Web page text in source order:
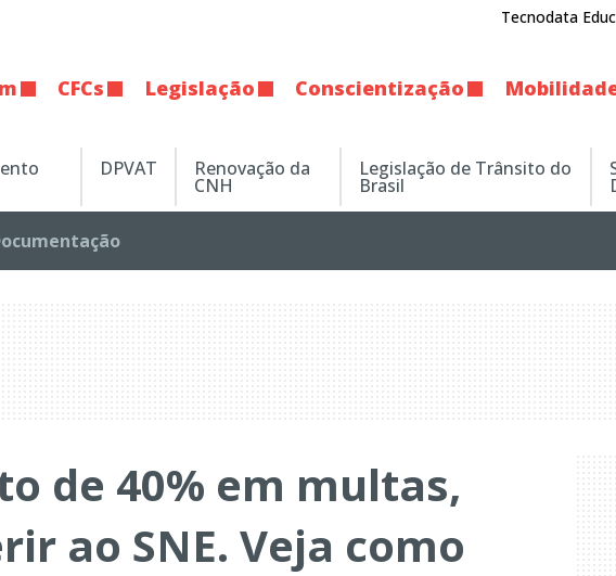
Tecnodata
CFCs Legislação Conscientização
DPVAT Renovação da
CNH
Legislação de Trânsito do
Brasil
de 40% em multas,
ao SNE. Veja como